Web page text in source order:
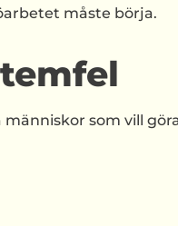
måste börja.
som vill